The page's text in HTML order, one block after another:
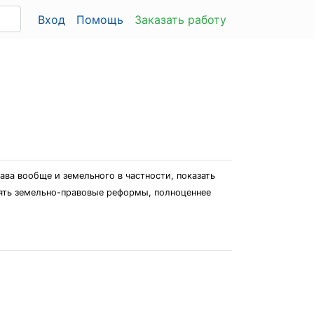
Вход Помощь Заказать работу
вообще и земельного в частности, показать
земельно-правовые реформы, полноценнее